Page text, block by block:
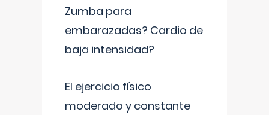
Zumba para
embarazadas? Cardio de
baja intensidad?
El ejercicio físico
moderado y constante